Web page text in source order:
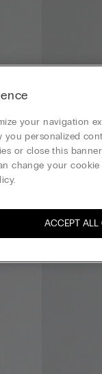
your navigation
personalized
or close this
change your
ACCEPT ALL